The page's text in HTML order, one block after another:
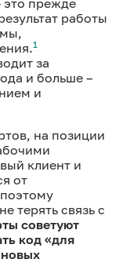
работы
1
за
и больше –
и
на позиции
клиент и
от
терять связь с
советуют
код «для